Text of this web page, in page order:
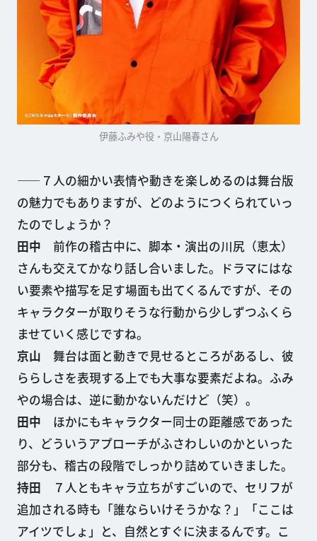
伊藤ふみや役・京山陽春さん
——７人の細かい表情や動きを楽しめるのは舞台版
の魅力でもありますが、どのようにつくられていっ
たのでしょうか？
田中 前作の稽古中に、脚本・演出の川尻（恵太）
さんも交えてかなり話し合いました。ドラマにはな
い要素や描写を足す場面も出てくるんですが、その
キャラクターが取りそうな行動から少しずつふくら
ませていく感じですね。
京山 舞台は面と動きで見せるところがあるし、彼
ららしさを表現する上でも大事な要素だよね。ふみ
やの場合は、逆に動かないんだけど（笑）。
田中 ほかにもキャラクター同士の距離感であった
り、どういうアプローチがふさわしいのかといった
部分も、稽古の段階でしっかり詰めていきました。
持田 ７人ともキャラ立ちがすごいので、セリフが
追加される時も「誰ならいけそうかな？」「ここは
アイツでしょ」と、自然とすぐに決まるんです。こ